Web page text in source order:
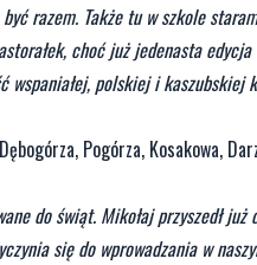
razem. Także tu w szkole
choć już jedenasta
wspaniałej, polskiej i kaszubskiej
Pogórza, Kosakowa,
do świąt. Mikołaj przyszedł
się do wprowadzania w